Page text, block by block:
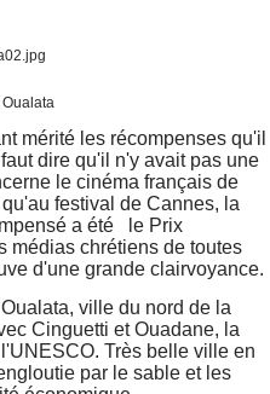
mérité les récompenses qu'il
dire qu'il n'y avait pas une
le cinéma français de
festival de Cannes, la
a été le Prix
médias chrétiens de toutes
d'une grande clairvoyance.
ville du nord de la
Cinguetti et Ouadane, la
Très belle ville en
par le sable et les